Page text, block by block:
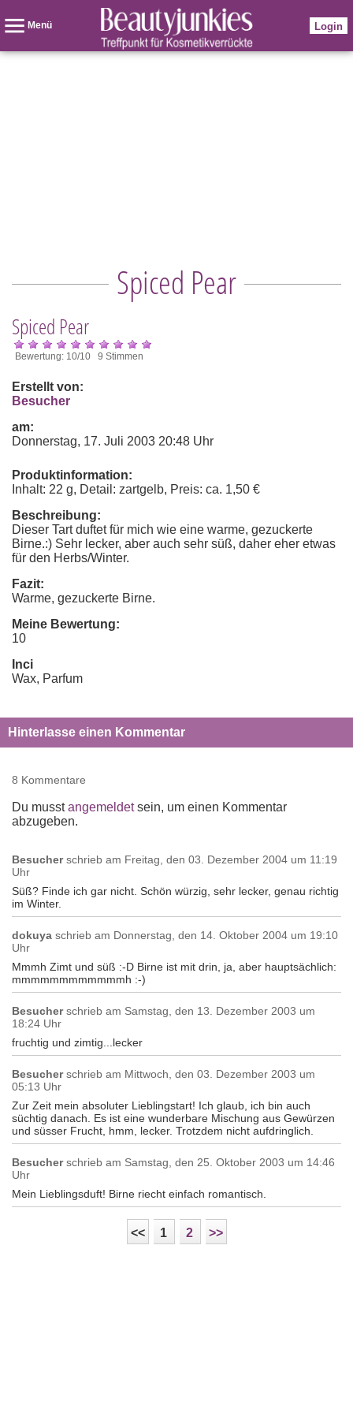
Menü Login
Spiced Pear
Spiced Pear
Bewertung: 10/10 9 Stimmen
Erstellt von:
Besucher
am:
Donnerstag, 17. Juli 2003 20:48 Uhr
Produktinformation:
Inhalt: 22 g, Detail: zartgelb, Preis: ca. 1,50 €
Beschreibung:
Dieser Tart duftet für mich wie eine warme, gezuckerte
Birne.:) Sehr lecker, aber auch sehr süß, daher eher etwas
für den Herbs/Winter.
Fazit:
Warme, gezuckerte Birne.
Meine Bewertung:
10
Inci
Wax, Parfum
Hinterlasse einen Kommentar
8 Kommentare
Du musstangemeldetsein, um einen Kommentar
abzugeben.
Besucher schrieb am Freitag, den 03. Dezember 2004 um 11:19
Uhr
Süß? Finde ich gar nicht. Schön würzig, sehr lecker, genau richtig
im Winter.
dokuya schrieb am Donnerstag, den 14. Oktober 2004 um 19:10
Uhr
Mmmh Zimt und süß :-D Birne ist mit drin, ja, aber hauptsächlich:
mmmmmmmmmmmmh :-)
Besucher schrieb am Samstag, den 13. Dezember 2003 um
18:24 Uhr
fruchtig und zimtig...lecker
Besucher schrieb am Mittwoch, den 03. Dezember 2003 um
05:13 Uhr
Zur Zeit mein absoluter Lieblingstart! Ich glaub, ich bin auch
süchtig danach. Es ist eine wunderbare Mischung aus Gewürzen
und süsser Frucht, hmm, lecker. Trotzdem nicht aufdringlich.
Besucher schrieb am Samstag, den 25. Oktober 2003 um 14:46
Uhr
Mein Lieblingsduft! Birne riecht einfach romantisch.
<< 1 2 >>